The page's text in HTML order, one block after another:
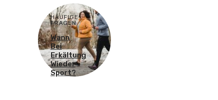
HÄUFIGE
FRAGEN
Wann
Bei
Erkältung
Wieder
Sport?